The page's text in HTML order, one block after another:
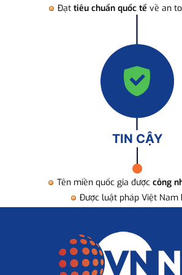
Đạt tiêu chuẩn quốc tế về an
TIN CẬY
Tên miền quốc gia được công
Được luật pháp Việt Nam